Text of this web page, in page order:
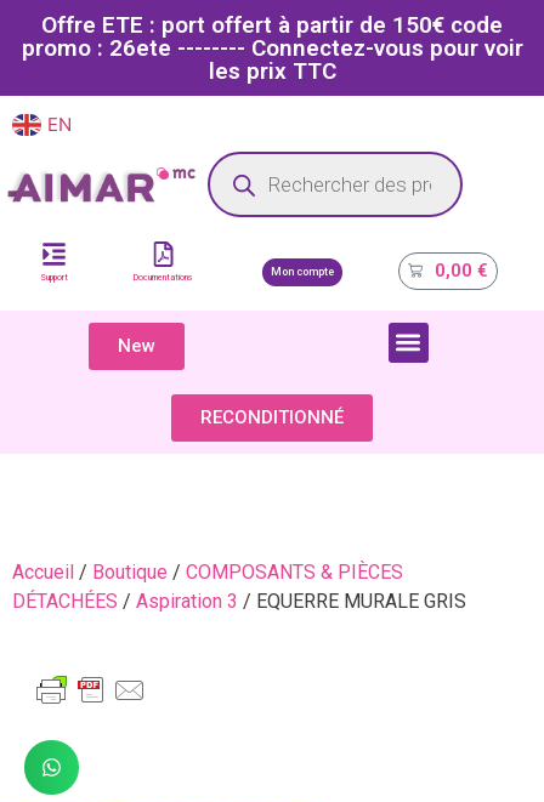
Offre ETE : port offert à partir de 150€ code
promo : 26ete -------- Connectez-vous pour voir
les prix TTC
EN
Site dédié aux professionnels de la santé
Support Documentations
Mon compte 0,00€
New
RECONDITIONNÉ
Accueil / Boutique / COMPOSANTS & PIÈCES
DÉTACHÉES / Aspiration 3 / EQUERRE MURALE GRIS